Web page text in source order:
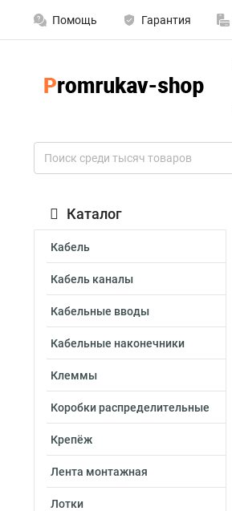
Помощь Гарантия
Каталог
Кабель
Кабель каналы
Кабельные вводы
Кабельные наконечники
Клеммы
Коробки распределительные
Крепёж
Лента монтажная
Лотки